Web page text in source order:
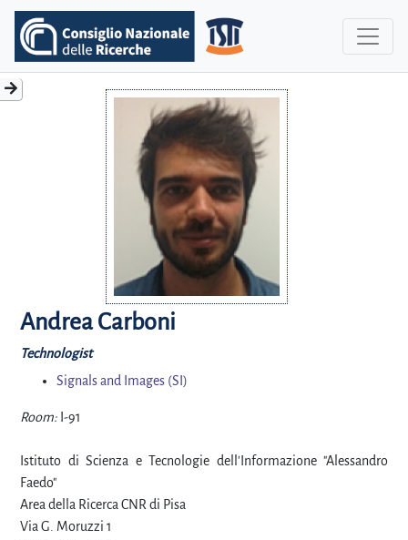
Andrea Carboni
Technologist
Signals and Images (SI)
Room: I-91
Istituto di Scienza e Tecnologie dell'Informazione "Alessandro
Faedo"
Area della Ricerca CNR di Pisa
Via G. Moruzzi 1